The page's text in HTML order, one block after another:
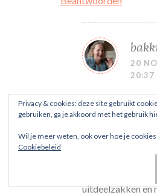
20
20:37
Ja, Oeps! ik heb
maakt. Met de
inderdaad het
met de grote
uitdeelzakken en
Privacy & cookies: deze site gebruikt
gebruiken, ga je akkoord met het gebruik
Wil je meer weten, ook over hoe je
Cookiebeleid